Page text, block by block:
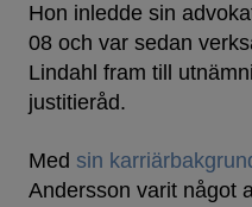
Hon inledde sin
08 och var sedan
Lindahl fram till
justitieråd.
Med sin
Andersson varit något